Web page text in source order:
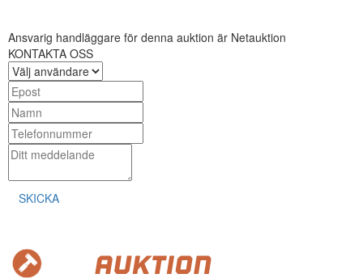
Ansvarig handläggare för denna auktion är Netauktion
KONTAKTA OSS
SKICKA